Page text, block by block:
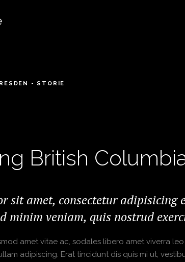
- STORIE
British
sit amet, consectetur
minim veniam, quis nostrud
amet vitae ac, sodales libero amet viverra
adipiscing. Erat tincidunt dis quis mi ut,